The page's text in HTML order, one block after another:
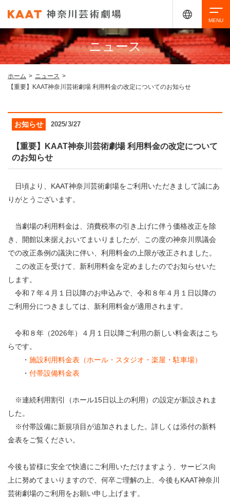
イベントを探す
・ イベント一覧
ご来場案内
・ フロアマップ
・ レストラン/カフェ
・ 交通案内
・ よくある質問
・ ミッション
・ 芸術監督
・ 施設概要
・ レストラン/カフェ
SNS
検索
ニュース
ホーム > ニュース >
【重要】KAAT神奈川芸術劇場 利用料金の改定についてのお知らせ
お知らせ 2025/3/27
【重要】KAAT神奈川芸術劇場 利用料金の改定について
のお知らせ
日頃より、KAAT神奈川芸術劇場をご利用いただきまして誠にあ
りがとうございます。
当劇場の利用料金は、消費税率の引き上げに伴う価格改正を除
き、開館以来据えおいてまいりましたが、この度の神奈川県議会
での改正条例の議決に伴い、利用料金の上限が改正されました。
この改正を受けて、新利用料金を定めましたのでお知らせいた
します。
令和７年４月１日以降のお申込みで、令和８年４月１日以降の
ご利用分につきましては、新利用料金が適用されます。
令和８年（2026年）４月１日以降ご利用の新しい料金表はこち
らです。
・ 施設利用料金表（ホール・スタジオ・楽屋・駐車場）
・ 付帯設備料金表
※連続利用割引（ホール15日以上の利用）の設定が新設されま
した。
※付帯設備に新規項目が追加されました。詳しくは添付の新料
金表をご覧ください。
今後も皆様に安全で快適にご利用いただけますよう、サービス向
上に努めてまいりますので、何卒ご理解の上、今後もKAAT神奈川
芸術劇場のご利用をお願い申し上げます。